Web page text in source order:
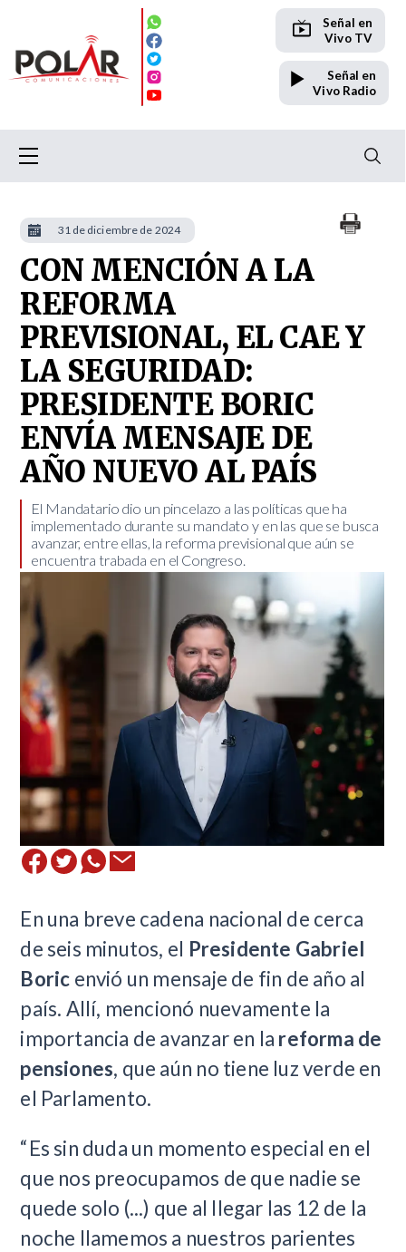
Señal en
Vivo TV
Señal en
Vivo Radio
CON MENCIÓN A LA
REFORMA
PREVISIONAL, EL CAE Y
LA SEGURIDAD:
PRESIDENTE BORIC
ENVÍA MENSAJE DE
AÑO NUEVO AL PAÍS
​El Mandatario dio un pincelazo a las políticas que ha
implementado durante su mandato y en las que se busca
avanzar, entre ellas, la reforma previsional que aún se
encuentra trabada en el Congreso.
En una breve cadena nacional de cerca
de seis minutos, el Presidente Gabriel
Boric envió un mensaje de fin de año al
país. Allí, mencionó nuevamente la
importancia de avanzar en la reforma de
pensiones, que aún no tiene luz verde en
el Parlamento.
“Es sin duda un momento especial en el
que nos preocupamos de que nadie se
quede solo (...) que al llegar las 12 de la
noche llamemos a nuestros parientes
31 de diciembre de 2024